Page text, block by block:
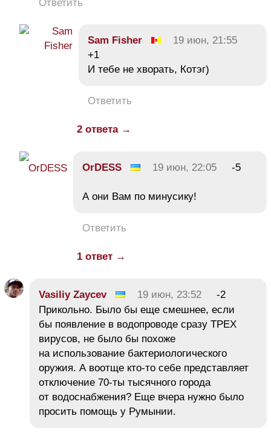
Ответить
Sam Fisher
19 июн, 21:55
+1
И тебе не хворать, Котэг)
Ответить
2 ответа →
OrDESS 19 июн, 22:05 -5
А они Вам по минусику!
Ответить
1 ответ →
Vasiliy Zaycev 19 июн, 23:52
-2
Прикольно. Было бы еще смешнее, если
бы появление в водопроводе сразу ТРЕХ
вирусов, не было бы похоже
на использование бактериологического
оружия. А воотще кто-то себе представляет
отключение 70-ты тысячного города
от водоснабжения? Еще вчера нужно было
просить помощь у Румынии.